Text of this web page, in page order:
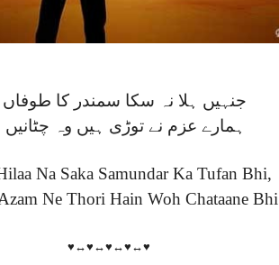
جنہیں ہلا نہ سکا سمندر کا
ہمارے عزم نے توڑی ہیں وہ چٹانیں
Na Saka Samundar Ka Tufan Bhi,
Ne Thori Hain Woh Chataane Bhi
♥↔♥↔♥↔♥↔♥